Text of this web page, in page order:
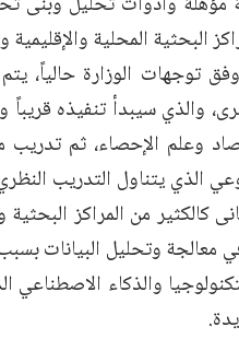
البحثية المحلية
توجهات الوزارة حالياً،
والذي سيبدأ تنفيذه
وعلم الإحصاء، ثم
الذي يتناول التدريب
كالكثير من المراكز
معالجة وتحليل البيانات
والذكاء